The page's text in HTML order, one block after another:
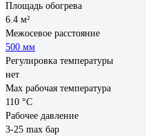
Площадь обогрева
6.4 м²
Межосевое расстояние
500 мм
Регулировка температуры
нет
Max рабочая температура
110 °С
Рабочее давление
3-25 max бар